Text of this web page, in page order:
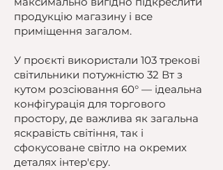
продукцію магазину і все
приміщення загалом.
У проєкті використали 103 трекові
світильники потужністю 32 Вт з
кутом розсіювання 60° — ідеальна
конфігурація для торгового
простору, де важлива як загальна
яскравість світіння, так і
сфокусоване світло на окремих
деталях інтер'єру.